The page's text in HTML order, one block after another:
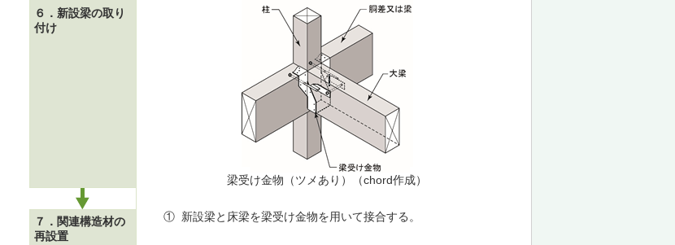
６．新設梁の取り
付け
梁受け金物（ツメあり）（chord作成）
７．関連構造材の
再設置
① 新設梁と床梁を梁受け金物を用いて接合する。